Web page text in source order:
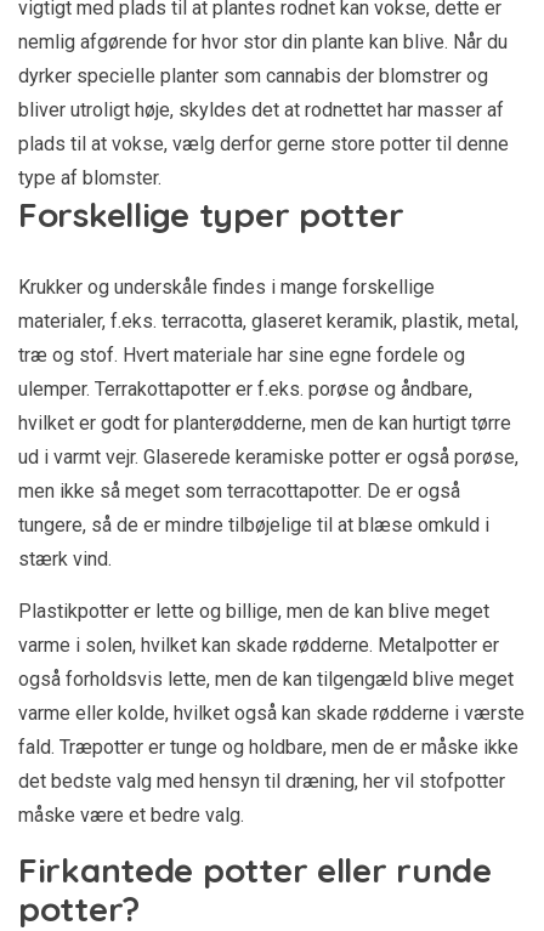
vigtigt med plads til at plantes rodnet kan vokse, dette er
nemlig afgørende for hvor stor din plante kan blive. Når du
dyrker specielle planter som cannabis der blomstrer og
bliver utroligt høje, skyldes det at rodnettet har masser af
plads til at vokse, vælg derfor gerne store potter til denne
type af blomster.
Forskellige typer potter
Krukker og underskåle findes i mange forskellige
materialer, f.eks. terracotta, glaseret keramik, plastik, metal,
træ og stof. Hvert materiale har sine egne fordele og
ulemper. Terrakottapotter er f.eks. porøse og åndbare,
hvilket er godt for planterødderne, men de kan hurtigt tørre
ud i varmt vejr. Glaserede keramiske potter er også porøse,
men ikke så meget som terracottapotter. De er også
tungere, så de er mindre tilbøjelige til at blæse omkuld i
stærk vind.
Plastikpotter er lette og billige, men de kan blive meget
varme i solen, hvilket kan skade rødderne. Metalpotter er
også forholdsvis lette, men de kan tilgengæld blive meget
varme eller kolde, hvilket også kan skade rødderne i værste
fald. Træpotter er tunge og holdbare, men de er måske ikke
det bedste valg med hensyn til dræning, her vil stofpotter
måske være et bedre valg.
Firkantede potter eller runde
potter?